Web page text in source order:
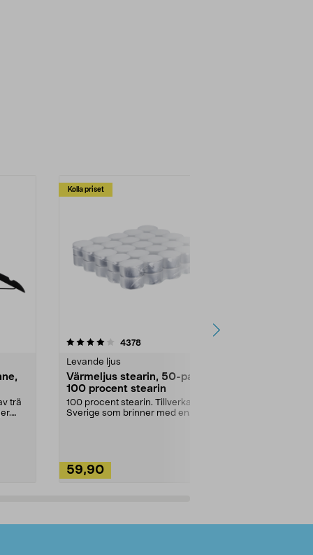
trä
Kolla priset
4378recensioner
Levande ljus
Värmeljus stearin, 50-pack,
100 procent stearin
100 procent stearin. Tillverkade i
Sverige som brinner med en
59,90
4.5av 5 stjärnor